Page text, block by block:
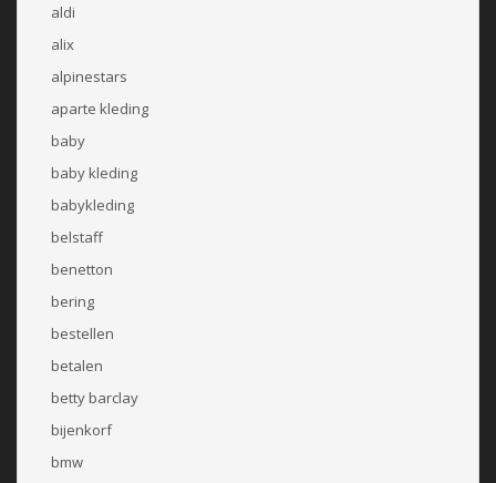
aldi
alix
alpinestars
aparte kleding
baby
baby kleding
babykleding
belstaff
benetton
bering
bestellen
betalen
betty barclay
bijenkorf
bmw